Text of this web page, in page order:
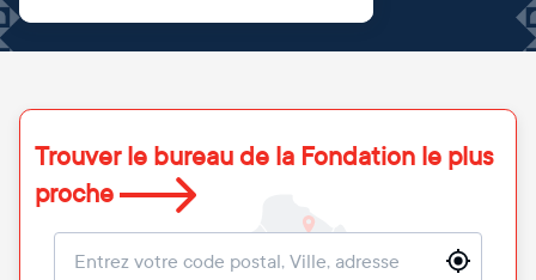
Trouver le bureau de la Fondation le plus
proche
Localisation